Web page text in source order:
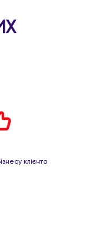
клієнта